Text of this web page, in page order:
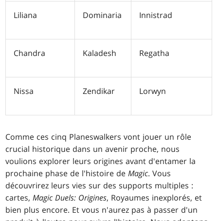
Liliana Dominaria Innistrad
Chandra Kaladesh Regatha
Nissa Zendikar Lorwyn
Comme ces cinq Planeswalkers vont jouer un rôle
crucial historique dans un avenir proche, nous
voulions explorer leurs origines avant d'entamer la
prochaine phase de l'histoire deMagic. Vous
découvrirez leurs vies sur des supports multiples :
cartes,Magic Duels: Origines, Royaumes inexplorés, et
bien plus encore. Et vous n'aurez pas à passer d'un